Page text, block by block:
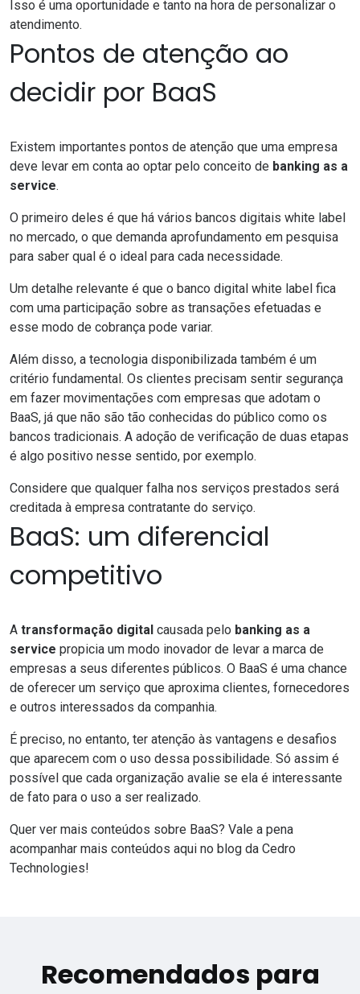
Isso é uma oportunidade e tanto na hora de personalizar o
atendimento.
Pontos de atenção ao
decidir por BaaS
Existem importantes pontos de atenção que uma empresa
deve levar em conta ao optar pelo conceito de banking as a
service.
O primeiro deles é que há vários bancos digitais white label
no mercado, o que demanda aprofundamento em pesquisa
para saber qual é o ideal para cada necessidade.
Um detalhe relevante é que o banco digital white label fica
com uma participação sobre as transações efetuadas e
esse modo de cobrança pode variar.
Além disso, a tecnologia disponibilizada também é um
critério fundamental. Os clientes precisam sentir segurança
em fazer movimentações com empresas que adotam o
BaaS, já que não são tão conhecidas do público como os
bancos tradicionais. A adoção de verificação de duas etapas
é algo positivo nesse sentido, por exemplo.
Considere que qualquer falha nos serviços prestados será
creditada à empresa contratante do serviço.
BaaS: um diferencial
competitivo
A transformação digital causada pelo banking as a
service propicia um modo inovador de levar a marca de
empresas a seus diferentes públicos. O BaaS é uma chance
de oferecer um serviço que aproxima clientes, fornecedores
e outros interessados da companhia.
É preciso, no entanto, ter atenção às vantagens e desafios
que aparecem com o uso dessa possibilidade. Só assim é
possível que cada organização avalie se ela é interessante
de fato para o uso a ser realizado.
Quer ver mais conteúdos sobre BaaS? Vale a pena
acompanhar mais conteúdos aqui no blog da Cedro
Technologies!
Recomendados para